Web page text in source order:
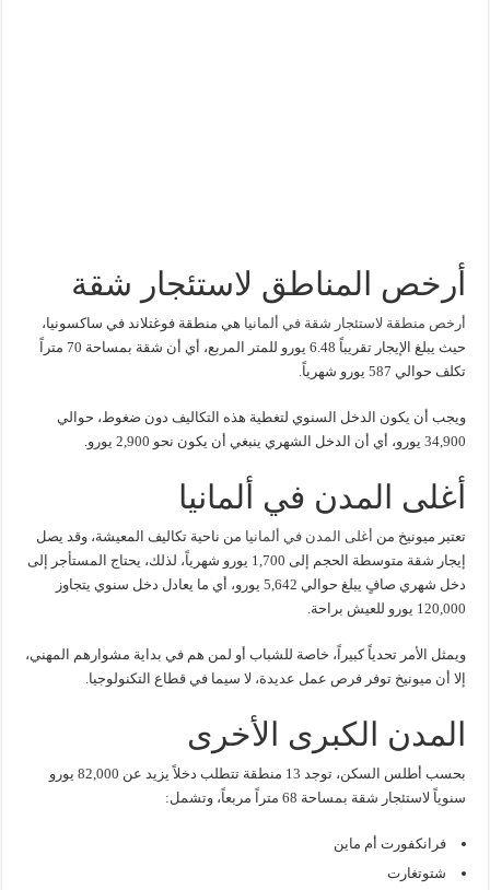
أرخص المناطق لاستئجار شقة
أرخص منطقة لاستئجار شقة في ألمانيا هي منطقة فوغتلاند في ساكسونيا،
حيث يبلغ الإيجار تقريباً 6.48 يورو للمتر المربع، أي أن شقة بمساحة 70 متراً
تكلف حوالي 587 يورو شهرياً.
ويجب أن يكون الدخل السنوي لتغطية هذه التكاليف دون ضغوط، حوالي
34,900 يورو، أي أن الدخل الشهري ينبغي أن يكون نحو 2,900 يورو.
أغلى المدن في ألمانيا
تعتبر ميونيخ من أغلى المدن في ألمانيا من ناحية تكاليف المعيشة، وقد يصل
إيجار شقة متوسطة الحجم إلى 1,700 يورو شهرياً، لذلك، يحتاج المستأجر إلى
دخل شهري صافٍ يبلغ حوالي 5,642 يورو، أي ما يعادل دخل سنوي يتجاوز
120,000 يورو للعيش براحة.
ويمثل الأمر تحدياً كبيراً، خاصة للشباب أو لمن هم في بداية مشوارهم المهني،
إلا أن ميونيخ توفر فرص عمل عديدة، لا سيما في قطاع التكنولوجيا.
المدن الكبرى الأخرى
بحسب أطلس السكن، توجد 13 منطقة تتطلب دخلاً يزيد عن 82,000 يورو
سنوياً لاستئجار شقة بمساحة 68 متراً مربعاً، وتشمل:
فرانكفورت أم ماين
شتوتغارت